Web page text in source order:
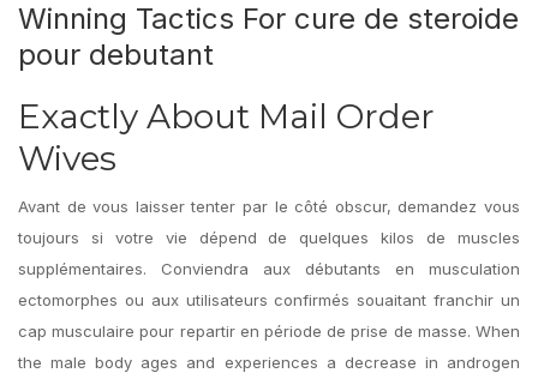
Winning Tactics For cure de steroide
pour debutant
Exactly About Mail Order
Wives
Avant de vous laisser tenter par le côté obscur, demandez vous
toujours si votre vie dépend de quelques kilos de muscles
supplémentaires. Conviendra aux débutants en musculation
ectomorphes ou aux utilisateurs confirmés souaitant franchir un
cap musculaire pour repartir en période de prise de masse. When
the male body ages and experiences a decrease in androgen